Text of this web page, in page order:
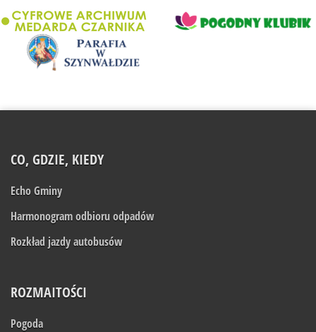
CO, GDZIE, KIEDY
Echo Gminy
Harmonogram odbioru odpadów
Rozkład jazdy autobusów
ROZMAITOŚCI
Pogoda